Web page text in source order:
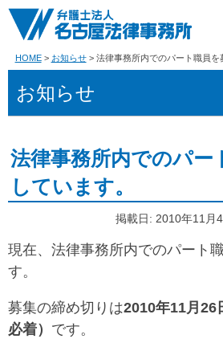
HOME お知らせ 法律事務所内でのパート職員を
お知らせ
法律事務所内でのパー
しています。
掲載日: 2010年11月
現在、法律事務所内でのパート
す。
募集の締め切りは2010年11月26
必着） です。